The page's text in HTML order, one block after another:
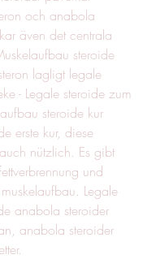
och anabola
även det centrala
steroide
lagligt legale
- Legale steroide zum
steroide kur
erste kur, diese
nützlich. Es gibt
und
Legale
anabola steroider
anabola steroider